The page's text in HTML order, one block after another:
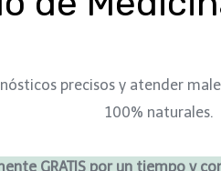
precisos y atender
100% naturales.
GRATIS por un tiempo y